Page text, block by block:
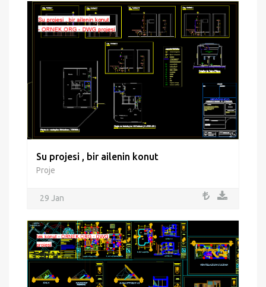
Su projesi , bir ailenin konut
Proje
29 Jan